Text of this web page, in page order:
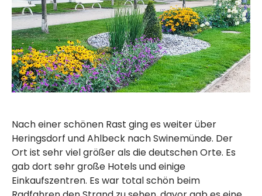
Nach einer schönen Rast ging es weiter über
Heringsdorf und Ahlbeck nach Swinemünde. Der
Ort ist sehr viel größer als die deutschen Orte. Es
gab dort sehr große Hotels und einige
Einkaufszentren. Es war total schön beim